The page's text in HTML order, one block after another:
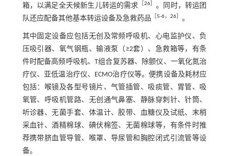
箱，以满足全天候新生儿转运的需求
26］ 。同时，转运团
队还应配备其他基本转运设备及急救药品
5-6， 26］ 。
其中固定设备应包括无创及常频呼吸机、心电监护仪、负
压吸引器、氧气钢瓶、输液泵（≥2套）、急救箱等，有条
件时配备高频呼吸机、T组合复苏器、除颤仪、一氧化氮治
疗仪、亚低温治疗仪、ECMO治疗仪等。便携设备及耗材应
包括：喉镜及各型号镜片、气管插管、吸痰管、胃管、吸
氧管、呼吸机管路、无创通气鼻塞、静脉穿刺针、针筒、
听诊器、无菌手套、体温计、胶带、血糖仪及试纸、末梢
采血针、酒精棉球、碘伏棉签、无菌棉球等，有条件时推
荐携带脐血管导管、喉罩、导尿管和胸腔闭式引流管等设
备。